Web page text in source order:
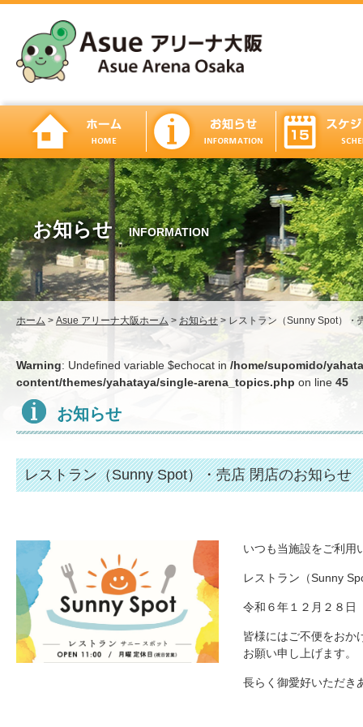
お知らせ INFORMATION
ホーム > Asue アリーナ大阪ホーム > お知らせ > レストラン（Sunny Spot）・
Warning: Undefined variable $echocat in /home/supomido/
content/themes/yahataya/single-arena_topics.php on line 45
お知らせ
レストラン（Sunny Spot）・売店 閉店のお知らせ
いつも当施設をご利用
レストラン（Sunny
令和６年１２月２８日
皆様にはご不便をおか
お願い申し上げます。
長らく御愛好いただき